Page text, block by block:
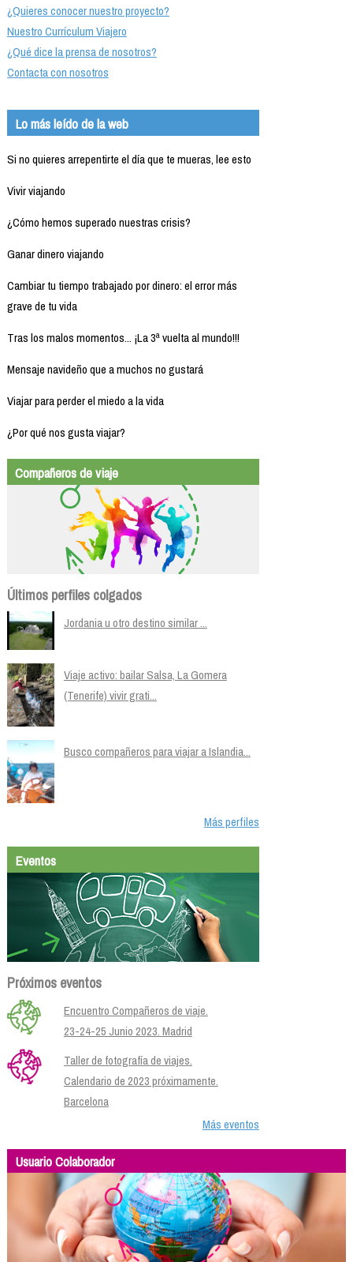
¿Quieres conocer nuestro proyecto?
Nuestro Currículum Viajero
¿Qué dice la prensa de nosotros?
Contacta con nosotros
Lo más leído de la web
Si no quieres arrepentirte el día que te mueras, lee esto
Vivir viajando
¿Cómo hemos superado nuestras crisis?
Ganar dinero viajando
Cambiar tu tiempo trabajado por dinero: el error más
grave de tu vida
Tras los malos momentos... ¡La 3ª vuelta al mundo!!!
Mensaje navideño que a muchos no gustará
Viajar para perder el miedo a la vida
¿Por qué nos gusta viajar?
Compañeros de viaje
Últimos perfiles colgados
Jordania u otro destino similar ...
Viaje activo: bailar Salsa, La Gomera
(Tenerife) vivir grati...
Busco compañeros para viajar a Islandia...
Más perfiles
Eventos
Próximos eventos
Encuentro Compañeros de viaje.
23-24-25 Junio 2023. Madrid
Taller de fotografía de viajes.
Calendario de 2023 próximamente.
Barcelona
Más eventos
Usuario Colaborador